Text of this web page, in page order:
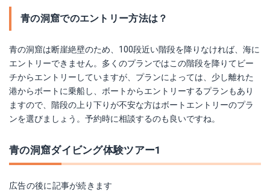
青の洞窟でのエントリー方法は？
青の洞窟は断崖絶壁のため、100段近い階段を降りなければ、海に
エントリーできません。多くのプランではこの階段を降りてビー
チからエントリーしていますが、プランによっては、少し離れた
港からボートに乗船し、ボートからエントリーするプランもあり
ますので、階段の上り下りが不安な方はボートエントリーのプラ
ンを選びましょう。予約時に相談するのも良いですね。
青の洞窟ダイビング体験ツアー1
広告の後に記事が続きます